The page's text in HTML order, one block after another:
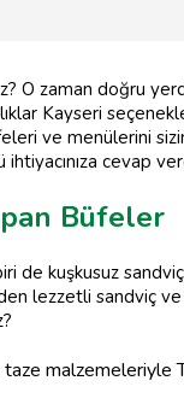
O zaman
Kayseri
ve menülerini
cevap
Büfeler
de kuşkusuz
lezzetli sandviç
malzemeleriyle